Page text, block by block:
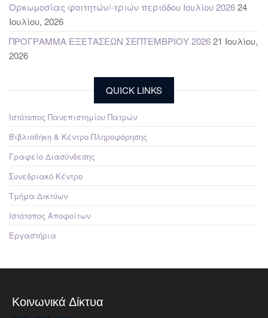
Ορκωμοσίας φοιτητών/-τριών περιόδου Ιουλίου 202624
Ιουλίου, 2026
ΠΡΟΓΡΑΜΜΑ ΕΞΕΤΑΣΕΩΝ ΣΕΠΤΕΜΒΡΙΟΥ 202621 Ιουλίου,
2026
QUICK LINKS
Ιστότοπος Πανεπιστημίου Πατρών
Βιβλιοθήκη & Κέντρο Πληροφόρησης
Γραφείο Διασύνδεσης
Συνεδριακό Κέντρο
Τμήμα Δικτύων
Ιστότοπος Αποφοίτων
Εργαστήρια
Κοινωνικά Δίκτυα